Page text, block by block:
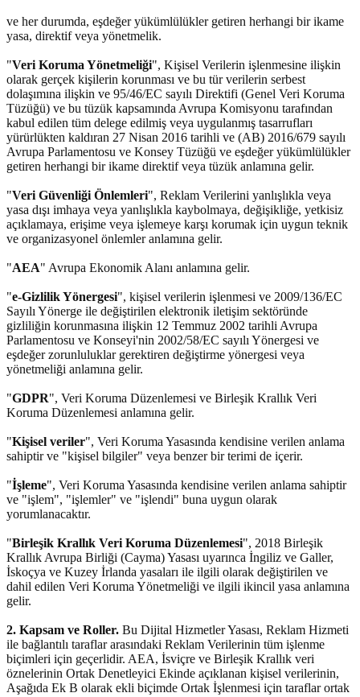
ve her durumda, eşdeğer yükümlülükler getiren herhangi bir ikame
yasa, direktif veya yönetmelik.
"Veri Koruma Yönetmeliği", Kişisel Verilerin işlenmesine ilişkin
olarak gerçek kişilerin korunması ve bu tür verilerin serbest
dolaşımına ilişkin ve 95/46/EC sayılı Direktifi (Genel Veri Koruma
Tüzüğü) ve bu tüzük kapsamında Avrupa Komisyonu tarafından
kabul edilen tüm delege edilmiş veya uygulanmış tasarrufları
yürürlükten kaldıran 27 Nisan 2016 tarihli ve (AB) 2016/679 sayılı
Avrupa Parlamentosu ve Konsey Tüzüğü ve eşdeğer yükümlülükler
getiren herhangi bir ikame direktif veya tüzük anlamına gelir.
"Veri Güvenliği Önlemleri", Reklam Verilerini yanlışlıkla veya
yasa dışı imhaya veya yanlışlıkla kaybolmaya, değişikliğe, yetkisiz
açıklamaya, erişime veya işlemeye karşı korumak için uygun teknik
ve organizasyonel önlemler anlamına gelir.
"AEA" Avrupa Ekonomik Alanı anlamına gelir.
"e-Gizlilik Yönergesi", kişisel verilerin işlenmesi ve 2009/136/EC
Sayılı Yönerge ile değiştirilen elektronik iletişim sektöründe
gizliliğin korunmasına ilişkin 12 Temmuz 2002 tarihli Avrupa
Parlamentosu ve Konseyi'nin 2002/58/EC sayılı Yönergesi ve
eşdeğer zorunluluklar gerektiren değiştirme yönergesi veya
yönetmeliği anlamına gelir.
"GDPR", Veri Koruma Düzenlemesi ve Birleşik Krallık Veri
Koruma Düzenlemesi anlamına gelir.
"Kişisel veriler", Veri Koruma Yasasında kendisine verilen anlama
sahiptir ve "kişisel bilgiler" veya benzer bir terimi de içerir.
"İşleme", Veri Koruma Yasasında kendisine verilen anlama sahiptir
ve "işlem", "işlemler" ve "işlendi" buna uygun olarak
yorumlanacaktır.
"Birleşik Krallık Veri Koruma Düzenlemesi", 2018 Birleşik
Krallık Avrupa Birliği (Cayma) Yasası uyarınca İngiliz ve Galler,
İskoçya ve Kuzey İrlanda yasaları ile ilgili olarak değiştirilen ve
dahil edilen Veri Koruma Yönetmeliği ve ilgili ikincil yasa anlamına
gelir.
2. Kapsam ve Roller. Bu Dijital Hizmetler Yasası, Reklam Hizmeti
ile bağlantılı taraflar arasındaki Reklam Verilerinin tüm işlenme
biçimleri için geçerlidir. AEA, İsviçre ve Birleşik Krallık veri
öznelerinin Ortak Denetleyici Ekinde açıklanan kişisel verilerinin,
Aşağıda Ek B olarak ekli biçimde Ortak İşlenmesi için taraflar ortak